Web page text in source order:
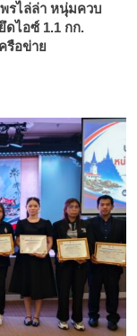
รไล่ล่า หนุ่มควบ
ดไอซ์ 1.1 กก.
รือข่าย